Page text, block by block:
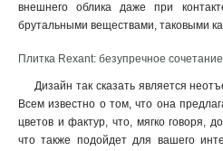
внешнего облика даже при
брутальными веществами, таковыми
Плитка Rexant: безупречное
Дизайн так сказать является
Всем известно о том, что она
цветов и фактур, что, мягко говоря,
что также подойдет для вашего